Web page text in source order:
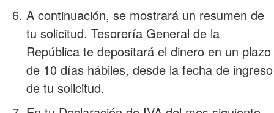
A continuación, se mostrará un resumen de
tu solicitud. Tesorería General de la
República te depositará el dinero en un plazo
de 10 días hábiles, desde la fecha de ingreso
de tu solicitud.